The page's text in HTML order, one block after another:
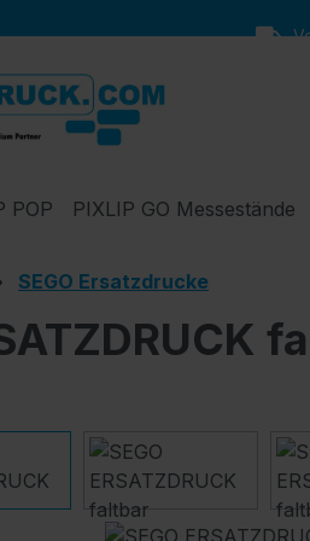
POP PIXLIP GO Messestände
SEGO Ersatzdrucke